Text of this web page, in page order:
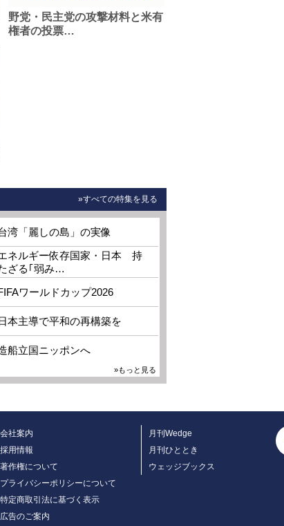
野党・民主党の攻撃材料と米有
権者の投票…
»すべての特集を見る
湾「麗しの島」の実像
ネルギー依存国家・日本 持
ざる｢弱み…
ワールドカップ2026
本主導で平和の再構築を
船立国ニッポンへ
»もっと見る
会社案内
採用情報
著作権について
プライバシーポリシーについて
特定商取引法に基づく表示
広告のご案内
月刊Wedge
月刊ひととき
ウェッジブックス